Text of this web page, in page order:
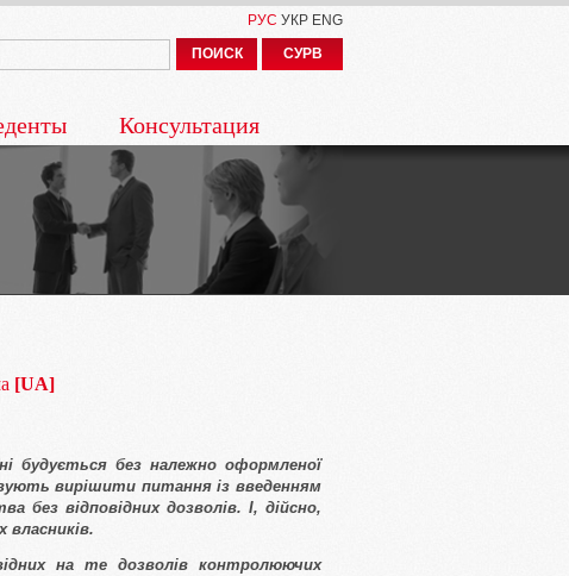
РУС УКР ENG
ПОИСК
СУРВ
Консультация
[UA]
будується без належно оформленої
вирішити питання із введенням
без відповідних дозволів. І, дійсно,
власників.
на те дозволів контролюючих